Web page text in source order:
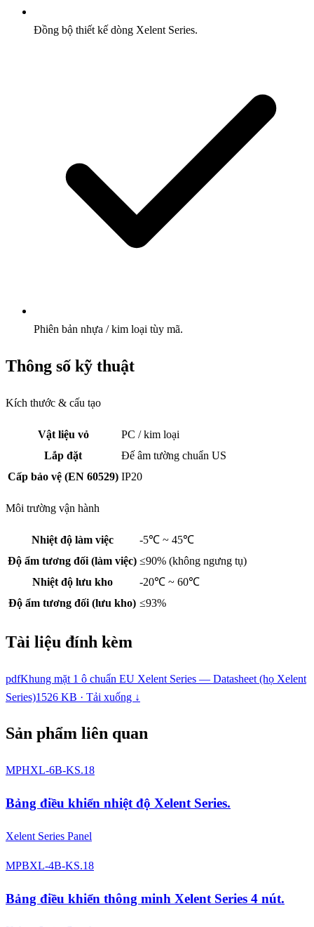
Đồng bộ thiết kế dòng Xelent Series.
Phiên bản nhựa / kim loại tùy mã.
Thông số kỹ thuật
Kích thước & cấu tạo
Vật liệu vỏ
PC / kim loại
Lắp đặt
Đế âm tường chuẩn US
Cấp bảo vệ (EN 60529) IP20
Môi trường vận hành
Nhiệt độ làm việc
-5℃ ~ 45℃
Độ ẩm tương đối (làm việc) ≤90% (không ngưng tụ)
Nhiệt độ lưu kho
-20℃ ~ 60℃
Độ ẩm tương đối (lưu kho) ≤93%
Tài liệu đính kèm
pdfKhung mặt 1 ô chuẩn EU Xelent Series — Datasheet (họ Xelent
Series)1526 KB · Tải xuống ↓
Sản phẩm liên quan
MPHXL-6B-KS.18
Bảng điều khiển nhiệt độ Xelent Series.
Xelent Series Panel
MPBXL-4B-KS.18
Bảng điều khiển thông minh Xelent Series 4 nút.